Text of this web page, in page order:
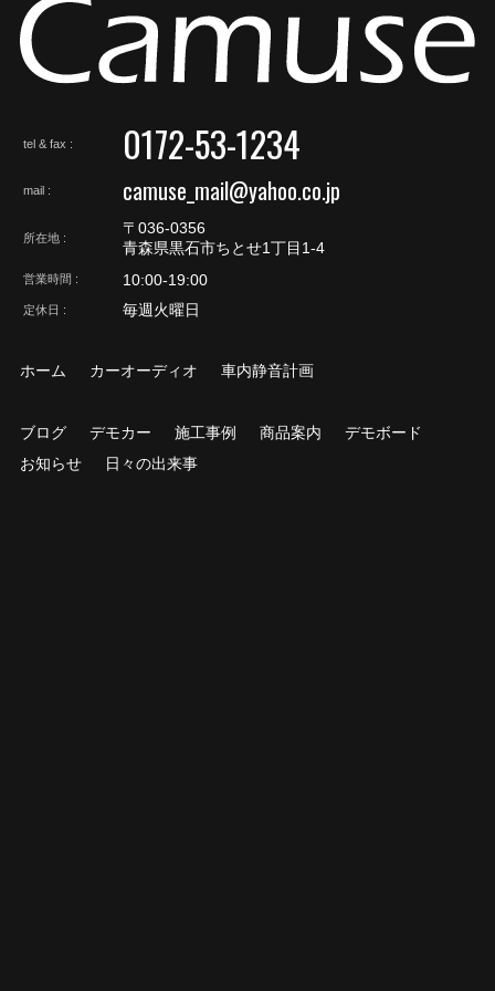
tel & fax 0172-53-1234
mail camuse_mail@yahoo.co.jp
所在地
〒036-0356
青森県黒石市ちとせ1丁目1-4
営業時間 10:00-19:00
定休日 毎週火曜日
ホーム カーオーディオ 車内静音計画
ブログ デモカー 施工事例 商品案内
デモボード
お知らせ
日々の出来事